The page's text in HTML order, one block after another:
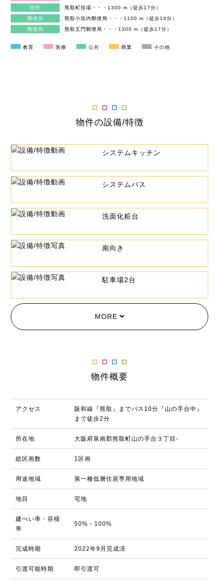
役所
熊取町役場・・・1300 m（徒歩17分）
郵便局
熊取小垣内郵便局・・・1100 m（徒歩14分）
郵便局
熊取五門郵便局・・・1300 m（徒歩17分）
教育 医療 公共 商業 その他
物件の設備/特徴
システムキッチン
システムバス
洗面化粧台
南向き
駐車場2台
MORE
物件概要
アクセス
阪和線『熊取』までバス10分『山の手台中』
まで徒歩2分
所在地 大阪府泉南郡熊取町山の手台３丁目-
総区画数 1区画
用途地域 第一種低層住居専用地域
地目 宅地
建ぺい率・容積
率
50%・100%
完成時期 2022年9月完成済
引渡可能時期 即引渡可